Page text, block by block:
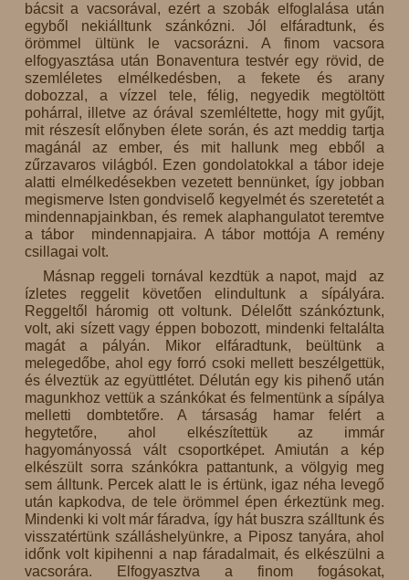
bácsit a vacsorával, ezért a szobák elfoglalása után
egyből nekiálltunk szánkózni. Jól elfáradtunk, és
örömmel ültünk le vacsorázni. A finom vacsora
elfogyasztása után Bonaventura testvér egy rövid, de
szemléletes elmélkedésben, a fekete és arany
dobozzal, a vízzel tele, félig, negyedik megtöltött
pohárral, illetve az órával szemléltette, hogy mit gyűjt,
mit részesít előnyben élete során, és azt meddig tartja
magánál az ember, és mit hallunk meg ebből a
zűrzavaros világból. Ezen gondolatokkal a tábor ideje
alatti elmélkedésekben vezetett bennünket, így jobban
megismerve Isten gondviselő kegyelmét és szeretetét a
mindennapjainkban, és remek alaphangulatot teremtve
a tábor mindennapjaira. A tábor mottója A remény
csillagai volt.
Másnap reggeli tornával kezdtük a napot, majd az
ízletes reggelit követően elindultunk a sípályára.
Reggeltől háromig ott voltunk. Délelőtt szánkóztunk,
volt, aki sízett vagy éppen bobozott, mindenki feltalálta
magát a pályán. Mikor elfáradtunk, beültünk a
melegedőbe, ahol egy forró csoki mellett beszélgettük,
és élveztük az együttlétet. Délután egy kis pihenő után
magunkhoz vettük a szánkókat és felmentünk a sípálya
melletti dombtetőre. A társaság hamar felért a
hegytetőre, ahol elkészítettük az immár
hagyományossá vált csoportképet. Amiután a kép
elkészült sorra szánkókra pattantunk, a völgyig meg
sem álltunk. Percek alatt le is értünk, igaz néha levegő
után kapkodva, de tele örömmel épen érkeztünk meg.
Mindenki ki volt már fáradva, így hát buszra szálltunk és
visszatértünk szálláshelyünkre, a Piposz tanyára, ahol
időnk volt kipihenni a nap fáradalmait, és elkészülni a
vacsorára. Elfogyasztva a finom fogásokat,